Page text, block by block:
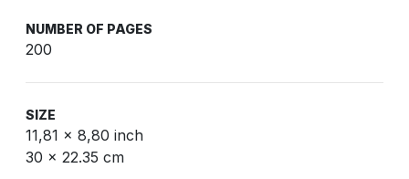
NUMBER OF PAGES
200
SIZE
11,81 x 8,80 inch
30 x 22.35 cm